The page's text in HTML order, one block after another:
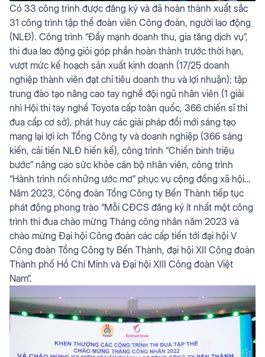
Có 33 công trình được đăng ký và đã hoàn thành xuất sắc
31 công trình tập thể đoàn viên Công đoàn, người lao động
(NLĐ). Công trình “Đẩy mạnh doanh thu, gia tăng dịch vụ”,
thi đua lao động giỏi góp phần hoàn thành trước thời hạn,
vượt mức kế hoạch sản xuất kinh doanh (17/25 doanh
nghiệp thành viên đạt chỉ tiêu doanh thu và lợi nhuận); tập
trung đào tạo nâng cao tay nghề đội ngũ nhân viên (1 giải
nhì Hội thi tay nghề Toyota cấp toàn quốc, 366 chiến sĩ thi
đua cấp cơ sở), phát huy các giải pháp đổi mới sáng tạo
mang lại lợi ích Tổng Công ty và doanh nghiệp (366 sáng
kiến, cải tiến NLĐ hiến kế), công trình “Chiến binh triệu
bước” nâng cao sức khỏe cán bộ nhân viên, công trình
“Hành trình nối những ước mơ” phục vụ cộng đồng xã hội…
Năm 2023, Công đoàn Tổng Công ty Bến Thành tiếp tục
phát động phong trào “Mỗi CĐCS đăng ký ít nhất một công
trình thi đua chào mừng Tháng công nhân năm 2023 và
chào mừng Đại hội Công đoàn các cấp tiến tới đại hội V
Công đoàn Tổng Công ty Bến Thành, đại hội XII Công đoàn
Thành phố Hồ Chí Minh và Đại hội XIII Công đoàn Việt
Nam”.